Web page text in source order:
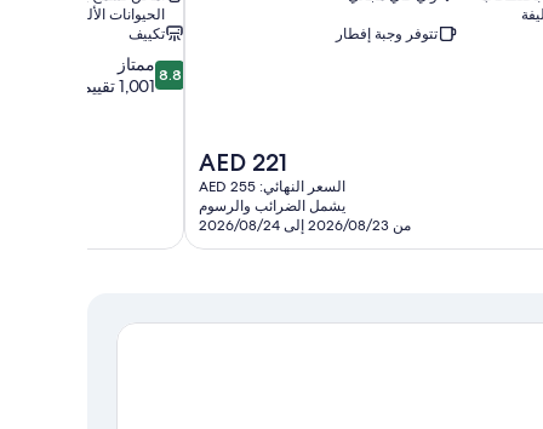
تتوفر وجبة إفطار
السعر
الحالي
هو
AED
221
AED 221
السعر النهائي: AED 255
يشمل الضرائب والرسوم
من 2026/08/23 إلى 2026/08/24
الحيوانات الأليفة
تكييف
8.8
من
8.8ممتاز
1,001 تقييم